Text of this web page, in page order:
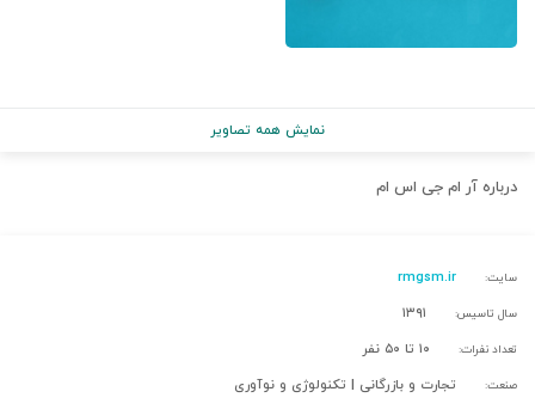
نمایش همه تصاویر
درباره آر ام جی اس ام
سایت: rmgsm.ir
سال تاسیس: ۱۳۹۱
تعداد نفرات: ۱۰ تا ۵۰ نفر
صنعت: تجارت و بازرگانی | تکنولوژی و نوآوری